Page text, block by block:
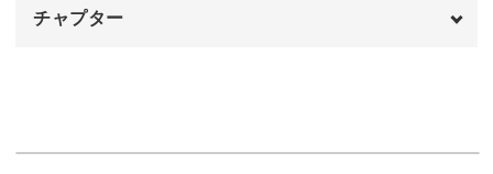
かは、ぜひ動画でチェックしてみてください！
チャプター